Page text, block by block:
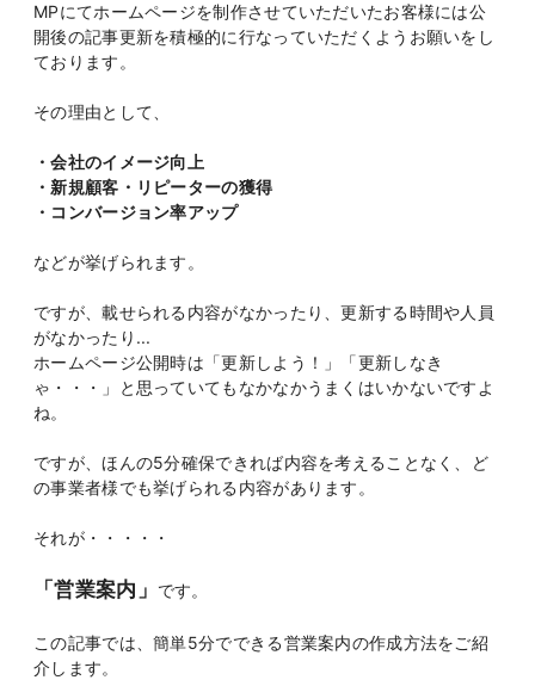
MPにてホームページを制作させていただいたお客様には公
開後の記事更新を積極的に行なっていただくようお願いをし
ております。
その理由として、
・会社のイメージ向上
・新規顧客・リピーターの獲得
・コンバージョン率アップ
などが挙げられます。
ですが、載せられる内容がなかったり、更新する時間や人員
がなかったり...
ホームページ公開時は「更新しよう！」「更新しなき
ゃ・・・」と思っていてもなかなかうまくはいかないですよ
ね。
ですが、ほんの5分確保できれば内容を考えることなく、ど
の事業者様でも挙げられる内容があります。
それが・・・・・
「営業案内」 です。
この記事では、簡単5分でできる営業案内の作成方法をご紹
介します。